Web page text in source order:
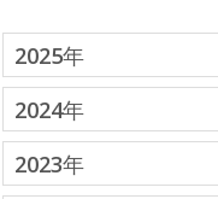
2025年
2024年
2023年